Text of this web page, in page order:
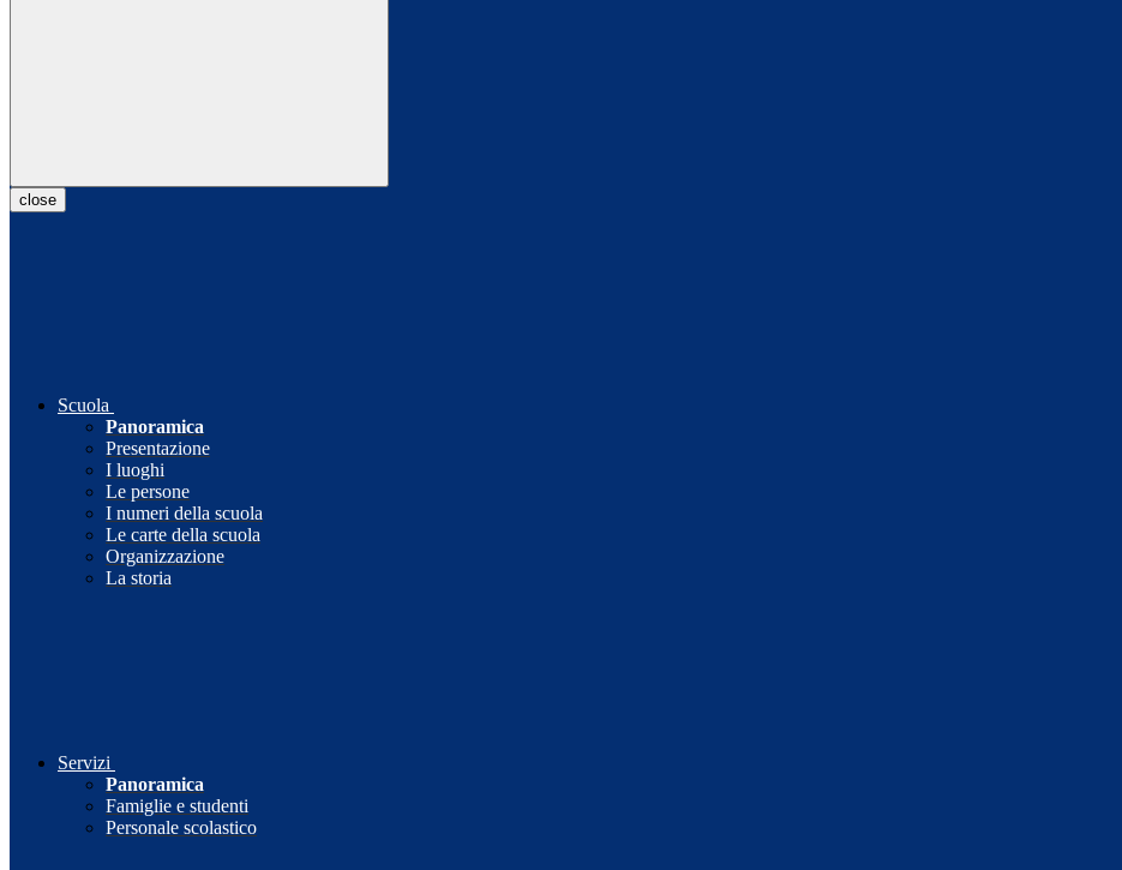
close
Scuola
Panoramica
Presentazione
I luoghi
Le persone
I numeri della scuola
Le carte della scuola
Organizzazione
La storia
Servizi
Panoramica
Famiglie e studenti
Personale scolastico